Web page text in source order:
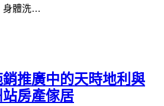
身體洗…
推廣中的天時地利與
房產傢居